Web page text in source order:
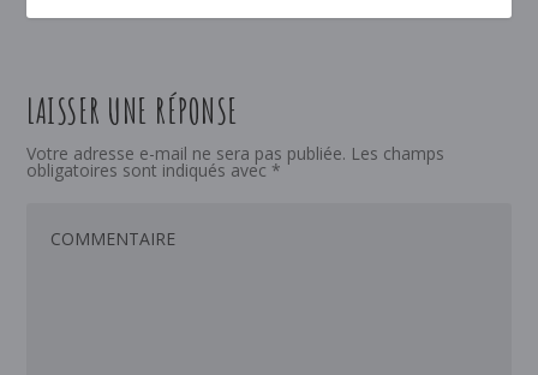
LAISSER UNE RÉPONSE
Votre adresse e-mail ne sera pas publiée. Les champs
obligatoires sont indiqués avec *